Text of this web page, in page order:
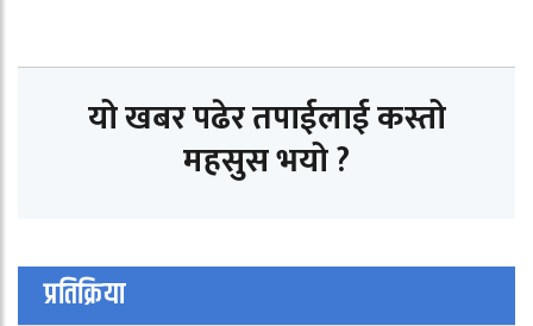
यो खबर पढेर तपाईलाई कस्तो
महसुस भयो ?
प्रतिक्रिया